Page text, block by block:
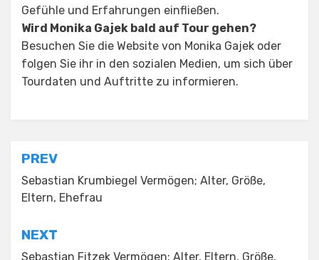
Gefühle und Erfahrungen einfließen.
Wird Monika Gajek bald auf Tour gehen?
Besuchen Sie die Website von Monika Gajek oder
folgen Sie ihr in den sozialen Medien, um sich über
Tourdaten und Auftritte zu informieren.
Post
navigation
PREV
Sebastian Krumbiegel Vermögen; Alter, Größe,
Eltern, Ehefrau
NEXT
Sebastian Fitzek Vermögen; Alter, Eltern, Größe,